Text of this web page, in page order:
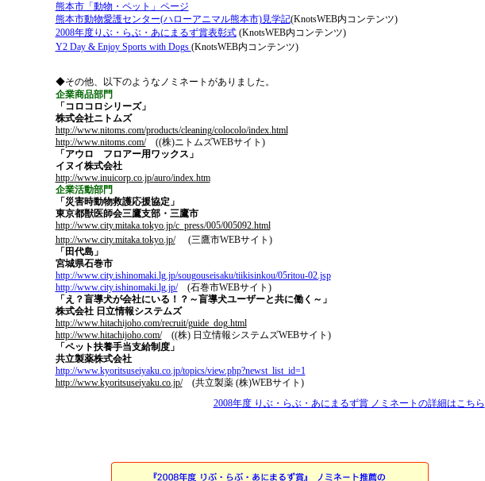
熊本市「動物・ペット」ページ
熊本市動物愛護センター(ハローアニマル熊本市)見学記(KnotsWEB内コンテンツ)
2008年度りぶ・らぶ・あにまるず賞表彰式(KnotsWEB内コンテンツ)
Y2 Day & Enjoy Sports with Dogs (KnotsWEB内コンテンツ)
◆その他、以下のようなノミネートがありました。
企業商品部門
「コロコロシリーズ」
株式会社ニトムズ
http://www.nitoms.com/products/cleaning/colocolo/index.html
http://www.nitoms.com/((株)ニトムズWEBサイト)
「アウロ フロアー用ワックス」
イヌイ株式会社
http://www.inuicorp.co.jp/auro/index.htm
企業活動部門
「災害時動物救護応援協定」
東京都獣医師会三鷹支部・三鷹市
http://www.city.mitaka.tokyo.jp/c_press/005/005092.html
http://www.city.mitaka.tokyo.jp/
(三鷹市WEBサイト)
「田代島」
宮城県石巻市
http://www.city.ishinomaki.lg.jp/sougouseisaku/tiikisinkou/05ritou-02.jsp
http://www.city.ishinomaki.lg.jp/(石巻市WEBサイト)
「え？盲導犬が会社にいる！？ ～盲導犬ユーザーと共に働く～」
株式会社 日立情報システムズ
http://www.hitachijoho.com/recruit/guide_dog.html
http://www.hitachijoho.com/((株) 日立情報システムズWEBサイト)
「ペット扶養手当支給制度」
共立製薬株式会社
http://www.kyoritsuseiyaku.co.jp/topics/view.php?newst_list_id=1
http://www.kyoritsuseiyaku.co.jp/(共立製薬 (株)WEBサイト)
2008年度 りぶ・らぶ・あにまるず賞 ノミネートの詳細はこちら